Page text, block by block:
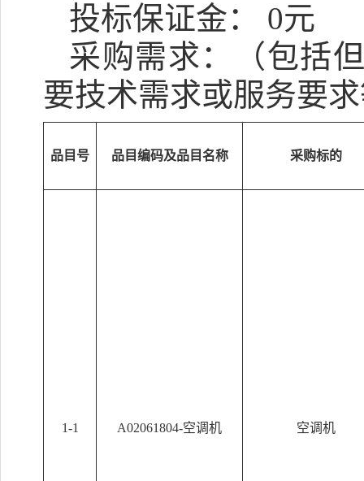
投标保证金：
0元
采购需求：（包括
要技术需求或服务要
品目号 品目编码及品目名称 采购标的
1-1 A02061804-空调机 空调机